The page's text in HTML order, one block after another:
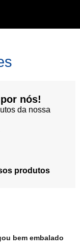
nós!
da nossa
produtos
bem embalado